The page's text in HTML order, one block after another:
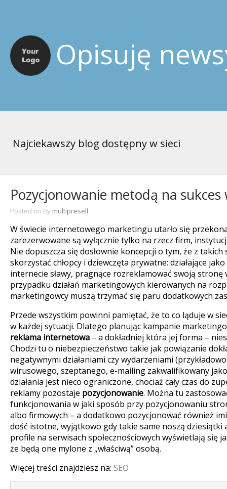
Opisuję
Najciekawszy blog dostępny w sieci
Pozycjonowanie metodą na
Posted on By multipresell
W świecie internetowego marketingu utarło się
zarezerwowane są wyłącznie tylko na rzecz firm,
Nie dopuszcza się dosłownie koncepcji o tym, że z
skorzystać chłopcy i dziewczęta prywatne: działające
internecie sławy, pragnące rozreklamować swoją stronę
przypadku działań marketingowych kierowanych na
marketingowcy muszą trzymać się paru dodatkowych
Przede wszystkim powinni pamiętać, że to co ląduje w
w każdej sytuacji. Dlatego planując kampanie
reklama internetowa – a dokładniej która jej forma –
Chodzi tu o niebezpieczeństwo takie jak powiązanie
negatywnymi działaniami czy wydarzeniami
wirusowego, szeptanego, e-mailing zakwalifikowany
działania jest nieco ograniczone, chociaż cały czas do
reklamy pozostaje pozycjonowanie. Można tu
funkcjonowania w jaki sposób przy pozycjonowaniu
albo firmowych – a dodatkowo pozycjonować również
dość istotne, wyjątkowo gdy takie same noszą dziesiątki
profile na serwisach społecznościowych wyświetlają się
że będą one mylone z „właściwą” osobą.
Więcej treści znajdziesz na: SEO